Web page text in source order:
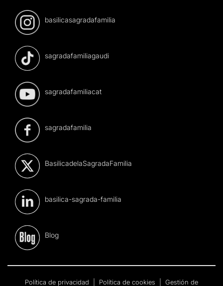
basilicasagradafamilia
sagradafamiliagaudi
sagradafamiliacat
sagradafamilia
BasilicadelaSagradaFamilia
basilica-sagrada-familia
Blog
Política de privacidad Política de cookies Gestión de